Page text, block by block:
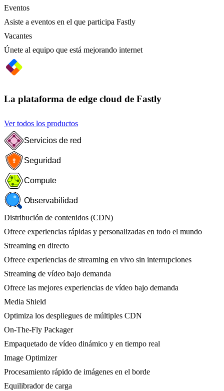
Eventos
Asiste a eventos en el que participa Fastly
Vacantes
Únete al equipo que está mejorando internet
La plataforma de edge cloud de Fastly
Ver todos los productos
Servicios de red
Seguridad
Compute
Observabilidad
Distribución de contenidos (CDN)
Ofrece experiencias rápidas y personalizadas en todo el mundo
Streaming en directo
Ofrece experiencias de streaming en vivo sin interrupciones
Streaming de vídeo bajo demanda
Ofrece las mejores experiencias de vídeo bajo demanda
Media Shield
Optimiza los despliegues de múltiples CDN
On-The-Fly Packager
Empaquetado de vídeo dinámico y en tiempo real
Image Optimizer
Procesamiento rápido de imágenes en el borde
Equilibrador de carga